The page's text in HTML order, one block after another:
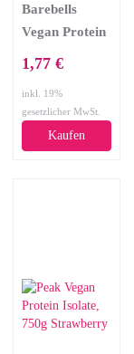
Barebells
Vegan Protein
Peanut
1,77 €
inkl. 19%
gesetzlicher MwSt.
Kaufen